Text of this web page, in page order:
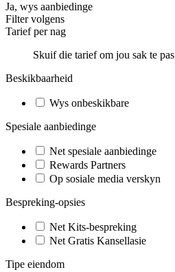
Ja, wys aanbiedinge
Filter volgens
Tarief per nag
Skuif die tarief om jou sak te pas
Beskikbaarheid
Wys onbeskikbare
Spesiale aanbiedinge
Net spesiale aanbiedinge
Rewards Partners
Op sosiale media verskyn
Bespreking-opsies
Net Kits-bespreking
Net Gratis Kansellasie
Tipe eiendom